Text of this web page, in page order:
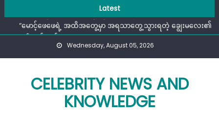
to
content
Latest
အပေါက်စုံတဲ့ မောင်လေးရဲ့ သိုင်းကွက်များ
“မောင့်ဖေဖေရဲ့ အထိအတွေ့မှာ အရသာတွေ့သွားရတဲ့ ချွေးမလေး၏
လျှို့ဝှက်ချက်”
ညီမလေးရဲ့ မိမွေးဖမွေးအတိုင်း ချစ်မိနေတာပါ
အပေါက်စုံတဲ့ မောင်လေးရဲ့ သိုင်းကွက်များ
Wednesday, August 05, 2026
CELEBRITY NEWS AND
KNOWLEDGE